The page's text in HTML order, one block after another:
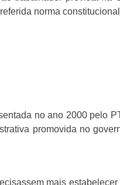
norma
no ano 2000 pelo
promovida no
mais